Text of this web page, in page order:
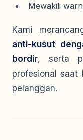
Mewakili
Kami
anti-kusut
bordir, serta
profesional saat
pelanggan.